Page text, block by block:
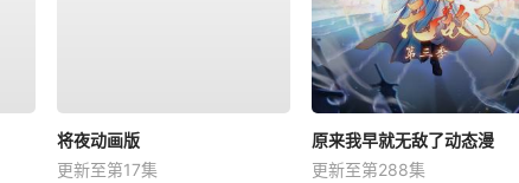
将夜动画版
更新至第17集
原来我早就无敌了动态漫
更新至第288集